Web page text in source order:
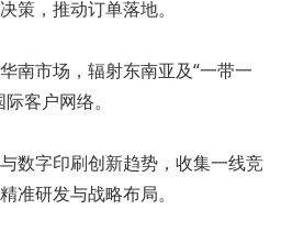
策，推动订单落地。
南市场，辐射东南亚及“一带一
客户网络。
数字印刷创新趋势，收集一线竞
准研发与战略布局。